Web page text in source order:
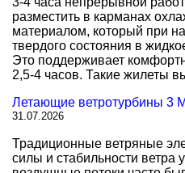
разместить в карманах
материалом, который при
твердого состояния в
Это поддерживает
2,5-4 часов. Такие жилеты
Летающие ветротурбины 3
31.07.2026
Традиционные ветряные
силы и стабильности ветра